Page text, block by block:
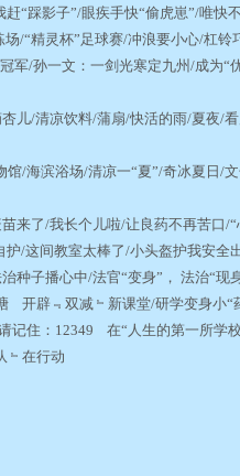
“踩影子”/眼疾手快“偷虎崽”/唯快
/“精灵杯”足球赛/冲浪要小心/杠铃
/孙一文：一剑光寒定九州/成为“
儿/清凉饮料/蒲扇/快活的雨/夏夜/
/海滨浴场/清凉一“夏”/奇冰夏日/
来了/我长个儿啦/让良药不再苦口/“
/这间教室太棒了/小头盔护我安全
种子播心中/法官“变身”， 法治“现
开辟﹃双减﹄新课堂/研学变身小“
记住：12349 在“人生的第一所学
﹄在行动